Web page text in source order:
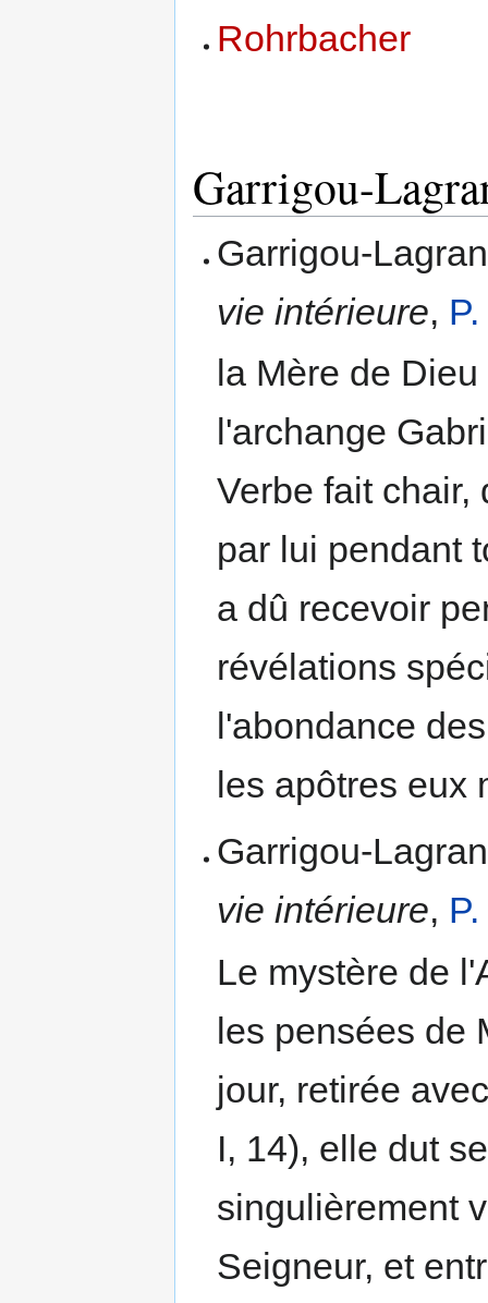
Rohrbacher
Garrigou-
Garrigou-
vie intérieure,
la Mère de
l'archange
Verbe fait chair,
par lui pendant
a dû recevoir
révéla­tions
l'abondance
les apôtres eux
Garrigou-
vie intérieure,
Le mystère de
les pensées de
jour, retirée
I, 14), elle dut
singulièrement
Seigneur, et